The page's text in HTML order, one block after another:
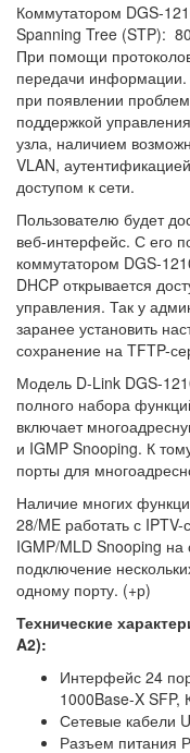
Коммутатором DGS-
Spanning Tree (STP):
При помощи
передачи информации.
при появлении
поддержкой
узла, наличием
VLAN,
доступом к сети.
Пользователю будет
веб-интерфейс. С его
коммутатором DGS-
DHCP открывается
управления. Так у
заранее установить
сохранение на TFTP-
Модель D-Link DGS-
полного набора
включает
и IGMP Snooping. К
порты для
Наличие многих
28/ME работать с
IGMP/MLD Snooping
подключение
одному порту. (+р)
Технические
A2):
Интерфейс 24
1000Base-X
Сетевые кабели
Разъем питания